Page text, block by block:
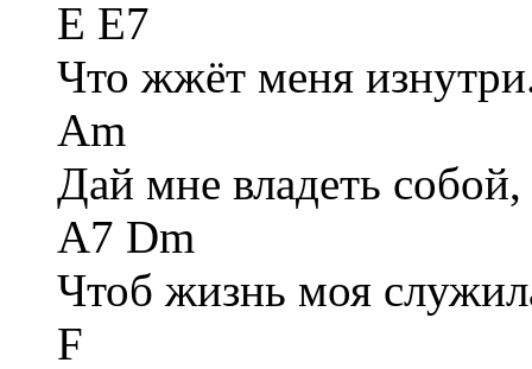
E E7
Что жжёт меня
Am
Дай мне владеть собой,
A7 Dm
Чтоб жизнь моя
F